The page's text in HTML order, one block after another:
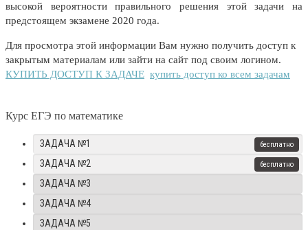
высокой вероятности правильного решения этой задачи на
предстоящем экзамене 2020 года.
Для просмотра этой информации Вам нужно получить доступ к
закрытым материалам или зайти на сайт под своим логином.
КУПИТЬ ДОСТУП К ЗАДАЧЕ купить доступ ко всем задачам
Курс ЕГЭ по математике
ЗАДАЧА №1
ЗАДАЧА №2
ЗАДАЧА №3
ЗАДАЧА №4
ЗАДАЧА №5